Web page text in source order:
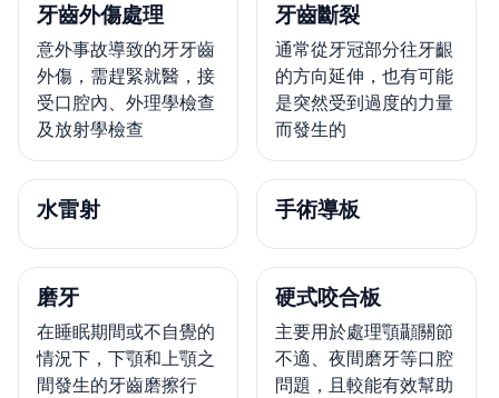
牙齒外傷處理
意外事故導致的牙牙齒
外傷，需趕緊就醫，接
受口腔內、外理學檢查
及放射學檢查
牙齒斷裂
通常從牙冠部分往牙齦
的方向延伸，也有可能
是突然受到過度的力量
而發生的
水雷射 手術導板
磨牙
在睡眠期間或不自覺的
情況下，下顎和上顎之
間發生的牙齒磨擦行
硬式咬合板
主要用於處理顎顳關節
不適、夜間磨牙等口腔
問題，且較能有效幫助